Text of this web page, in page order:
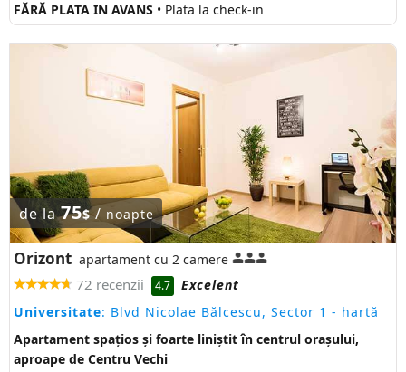
FĂRĂ PLATA IN AVANS • Plata la check-in
de la75$/ noapte
Orizont apartament cu 2 camere
72 recenzii 4.7
Excelent
Universitate: Blvd Nicolae Bălcescu, Sector 1 - hartă
Apartament spațios și foarte liniștit în centrul orașului,
aproape de Centru Vechi